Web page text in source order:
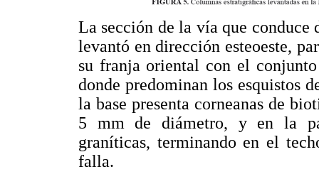
La sección de la vía que conduce
levantó en dirección esteoeste,
su franja oriental con el
donde predominan los esquistos
la base presenta corneanas de
5 mm de diámetro, y en la
graníticas, terminando en el
falla.